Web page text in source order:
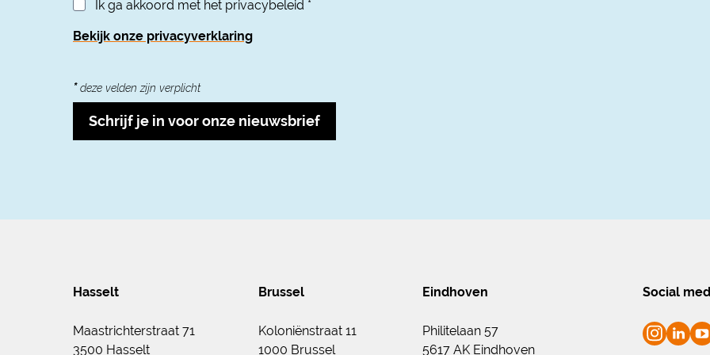
Ik ga akkoord met het privacybeleid *
Bekijk onze privacyverklaring
*deze velden zijn verplicht
Schrijf je in voor onze nieuwsbrief
Hasselt
Maastrichterstraat 71
3500 Hasselt
Brussel
Koloniënstraat 11
1000 Brussel
Eindhoven
Philitelaan 57
5617 AK Eindhoven
Social